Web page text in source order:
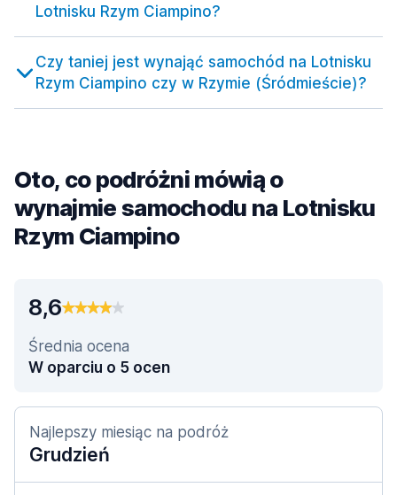
Lotnisku Rzym Ciampino?
Czy taniej jest wynająć samochód na Lotnisku
Rzym Ciampino czy w Rzymie (Śródmieście)?
Oto, co podróżni mówią o
wynajmie samochodu na Lotnisku
Rzym Ciampino
8,6
Średnia ocena
W oparciu o 5 ocen
Najlepszy miesiąc na podróż
Grudzień